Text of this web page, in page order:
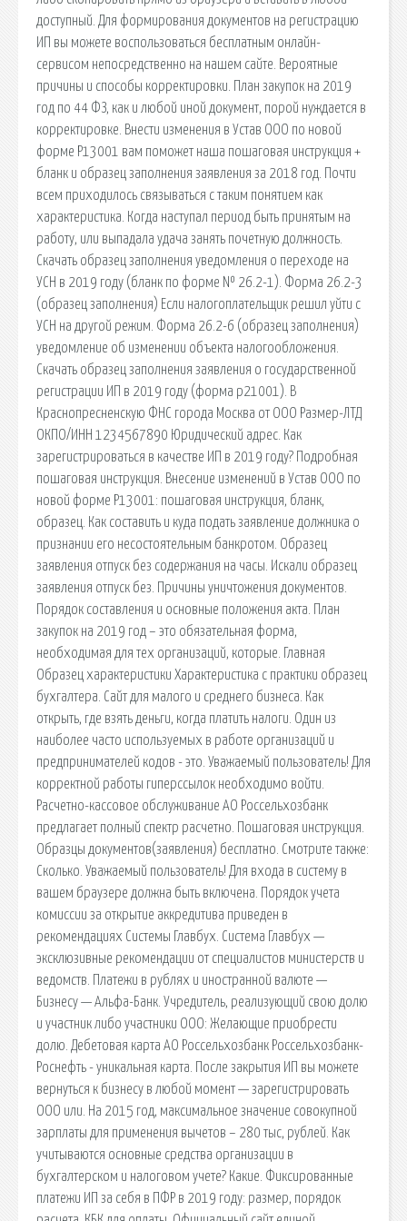
доступный. Для формирования документов на регистрацию
ИП вы можете воспользоваться бесплатным онлайн-
сервисом непосредственно на нашем сайте. Вероятные
причины и способы корректировки. План закупок на 2019
год по 44 ФЗ, как и любой иной документ, порой нуждается в
корректировке. Внести изменения в Устав ООО по новой
форме Р13001 вам поможет наша пошаговая инструкция +
бланк и образец заполнения заявления за 2018 год. Почти
всем приходилось связываться с таким понятием как
характеристика. Когда наступал период быть принятым на
работу, или выпадала удача занять почетную должность.
Скачать образец заполнения уведомления о переходе на
УСН в 2019 году (бланк по форме № 26.2-1). Форма 26.2-3
(образец заполнения) Если налогоплательщик решил уйти с
УСН на другой режим. Форма 26.2-6 (образец заполнения)
уведомление об изменении объекта налогообложения.
Скачать образец заполнения заявления о государственной
регистрации ИП в 2019 году (форма р21001). В
Краснопресненскую ФНС города Москва от ООО Размер-ЛТД
ОКПО/ИНН 1234567890 Юридический адрес. Как
зарегистрироваться в качестве ИП в 2019 году? Подробная
пошаговая инструкция. Внесение изменений в Устав ООО по
новой форме Р13001: пошаговая инструкция, бланк,
образец. Как составить и куда подать заявление должника о
признании его несостоятельным банкротом. Образец
заявления отпуск без содержания на часы. Искали образец
заявления отпуск без. Причины уничтожения документов.
Порядок составления и основные положения акта. План
закупок на 2019 год – это обязательная форма,
необходимая для тех организаций, которые. Главная
Образец характеристики Характеристика с практики образец
бухгалтера. Сайт для малого и среднего бизнеса. Как
открыть, где взять деньги, когда платить налоги. Один из
наиболее часто используемых в работе организаций и
предпринимателей кодов - это. Уважаемый пользователь! Для
корректной работы гиперссылок необходимо войти.
Расчетно-кассовое обслуживание АО Россельхозбанк
предлагает полный спектр расчетно. Пошаговая инструкция.
Образцы документов(заявления) бесплатно. Смотрите также:
Сколько. Уважаемый пользователь! Для входа в систему в
вашем браузере должна быть включена. Порядок учета
комиссии за открытие аккредитива приведен в
рекомендациях Системы Главбух. Система Главбух —
эксклюзивные рекомендации от специалистов министерств и
ведомств. Платежи в рублях и иностранной валюте —
Бизнесу — Альфа-Банк. Учредитель, реализующий свою долю
и участник либо участники ООО: Желающие приобрести
долю. Дебетовая карта АО Россельхозбанк Россельхозбанк-
Роснефть - уникальная карта. После закрытия ИП вы можете
вернуться к бизнесу в любой момент — зарегистрировать
ООО или. На 2015 год, максимальное значение совокупной
зарплаты для применения вычетов – 280 тыс, рублей. Как
учитываются основные средства организации в
бухгалтерском и налоговом учете? Какие. Фиксированные
платежи ИП за себя в ПФР в 2019 году: размер, порядок